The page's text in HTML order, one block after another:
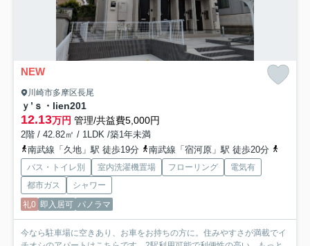
NEW
川崎市多摩区長尾
ｙ’ｓ・lien201
12.13万円 管理/共益費5,000円
2階 / 42.82㎡ / 1LDK /築1年未満
南武線「久地」駅 徒歩19分
南武線「宿河原」駅 徒歩20分
バス・トイレ別 室内洗濯機置場 フローリング
電気有
都市ガス
シャワー
礼0 即入居可 パノラマ
今なら駐車場に空きあり、お車をお持ちの方に。住みやすさが満載でイ